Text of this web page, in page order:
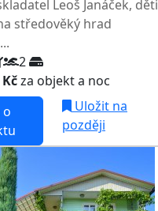
Leoš Janáček, děti
středověký hrad
2
za objekt a noc
o
Uložit na
později